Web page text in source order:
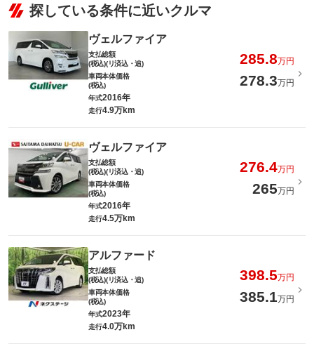
探している条件に近いクルマ
ヴェルファイア
支払総額
(税込)(リ済込・追)
285.8万円
車両本体価格
(税込)
278.3万円
年式2016年
走行4.9万km
ヴェルファイア
支払総額
(税込)(リ済込・追)
276.4万円
車両本体価格
(税込)
265万円
年式2016年
走行4.5万km
アルファード
支払総額
(税込)(リ済込・追)
398.5万円
車両本体価格
(税込)
385.1万円
年式2023年
走行4.0万km